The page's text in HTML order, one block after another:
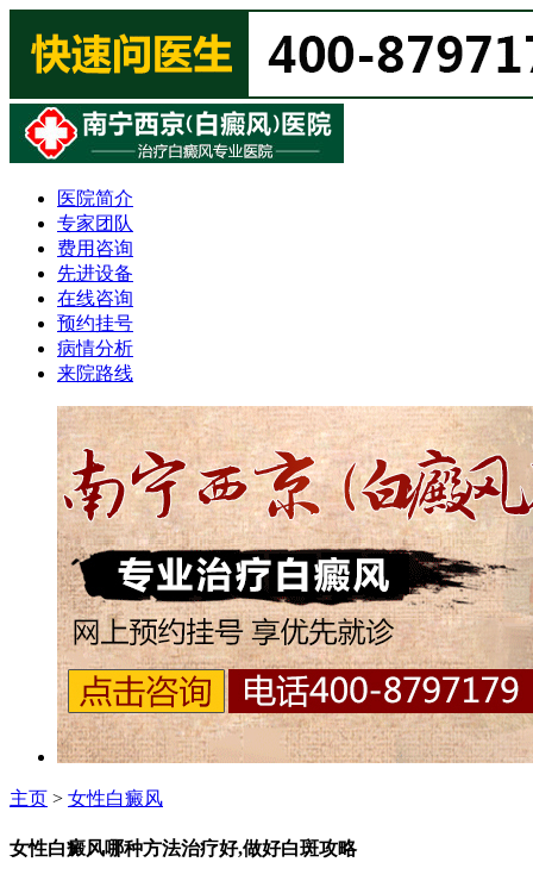
医院简介
专家团队
费用咨询
先进设备
在线咨询
预约挂号
病情分析
来院路线
主页 > 女性白癜风
女性白癜风哪种方法治疗好,做好白斑攻略